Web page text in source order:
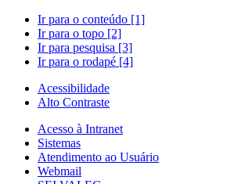
Ir para o conteúdo [1]
Ir para o topo [2]
Ir para pesquisa [3]
Ir para o rodapé [4]
Acessibilidade
Alto Contraste
Acesso à Intranet
Sistemas
Atendimento ao Usuário
Webmail